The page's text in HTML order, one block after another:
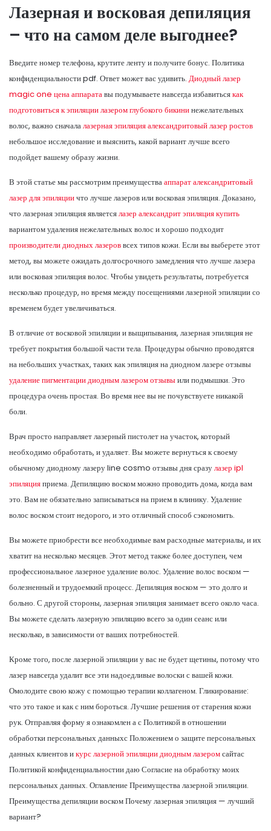
Лазерная и восковая депиляция
– что на самом деле выгоднее?
Введите номер телефона, крутите ленту и получите бонус. Политика
конфиденциальности pdf. Ответ может вас удивить. Диодный лазер
magic one цена аппаратавы подумываете навсегда избавитьсякак
подготовиться к эпиляции лазером глубокого бикининежелательных
волос, важно сначалалазерная эпиляция александритовый лазер ростов
небольшое исследование и выяснить, какой вариант лучше всего
подойдет вашему образу жизни.
В этой статье мы рассмотрим преимуществааппарат александритовый
лазер для эпиляциичто лучше лазеров или восковая эпиляция. Доказано,
что лазерная эпиляция являетсялазер александрит эпиляция купить
вариантом удаления нежелательных волос и хорошо подходит
производители диодных лазероввсех типов кожи. Если вы выберете этот
метод, вы можете ожидать долгосрочного замедления что лучше лазера
или восковая эпиляция волос. Чтобы увидеть результаты, потребуется
несколько процедур, но время между посещениями лазерной эпиляции со
временем будет увеличиваться.
В отличие от восковой эпиляции и выщипывания, лазерная эпиляция не
требует покрытия большой части тела. Процедуры обычно проводятся
на небольших участках, таких как эпиляция на диодном лазере отзывы
удаление пигментации диодным лазером отзывыили подмышки. Это
процедура очень простая. Во время нее вы не почувствуете никакой
боли.
Врач просто направляет лазерный пистолет на участок, который
необходимо обработать, и удаляет. Вы можете вернуться к своему
обычному диодному лазеру line cosmo отзывы дня сразулазер ipl
эпиляцияприема. Депиляцию воском можно проводить дома, когда вам
это. Вам не обязательно записываться на прием в клинику. Удаление
волос воском стоит недорого, и это отличный способ сэкономить.
Вы можете приобрести все необходимые вам расходные материалы, и их
хватит на несколько месяцев. Этот метод также более доступен, чем
профессиональное лазерное удаление волос. Удаление волос воском —
болезненный и трудоемкий процесс. Депиляция воском — это долго и
больно. С другой стороны, лазерная эпиляция занимает всего около часа.
Вы можете сделать лазерную эпиляцию всего за один сеанс или
несколько, в зависимости от ваших потребностей.
Кроме того, после лазерной эпиляции у вас не будет щетины, потому что
лазер навсегда удалит все эти надоедливые волоски с вашей кожи.
Омолодите свою кожу с помощью терапии коллагеном. Гликирование:
что это такое и как с ним бороться. Лучшие решения от старения кожи
рук. Отправляя форму я ознакомлен а с Политикой в отношении
обработки персональных данныхс Положением о защите персональных
данных клиентов икурс лазерной эпиляции диодным лазеромсайтас
Политикой конфиденциальностии даю Согласие на обработку моих
персональных данных. Оглавление Преимущества лазерной эпиляции.
Преимущества депиляции воском Почему лазерная эпиляция — лучший
вариант?